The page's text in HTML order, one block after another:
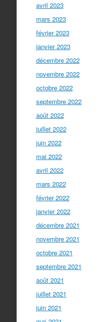
avril 2023
mars 2023
février 2023
janvier 2023
décembre 2022
novembre 2022
octobre 2022
septembre 2022
août 2022
juillet 2022
juin 2022
mai 2022
avril 2022
mars 2022
février 2022
janvier 2022
décembre 2021
novembre 2021
octobre 2021
septembre 2021
août 2021
juillet 2021
juin 2021